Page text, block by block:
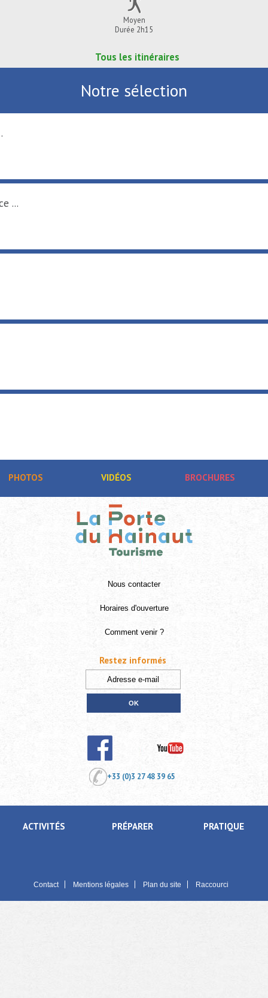
Moyen
Durée 2h15
Tous les itinéraires
Notre sélection
...
PHOTOS VIDÉOS BROCHURES
Nous contacter
Horaires d'ouverture
Comment venir ?
+33 (0)3 27 48 39 65
ACTIVITÉS PRÉPARER PRATIQUE
Contact Mentions légales Plan du site Raccourci
Restez informés